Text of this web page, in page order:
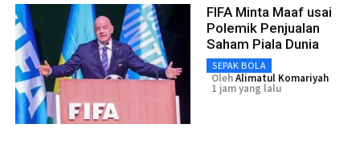
FIFA Minta Maaf usai
Polemik Penjualan
Saham Piala Dunia
SEPAK BOLA
OlehAlimatul Komariyah
1 jam yang lalu